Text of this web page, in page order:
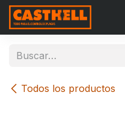
Ir al contenido
Todos los productos